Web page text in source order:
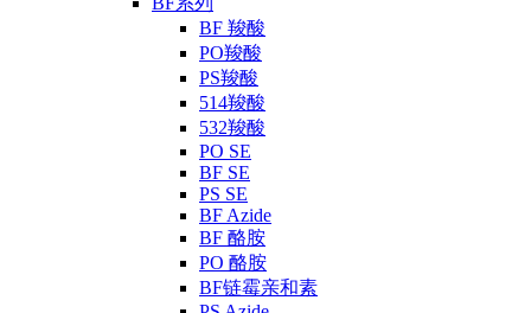
BF 羧酸
PO羧酸
PS羧酸
514羧酸
532羧酸
PO SE
BF SE
PS SE
BF Azide
BF 酪胺
PO 酪胺
BF链霉亲和素